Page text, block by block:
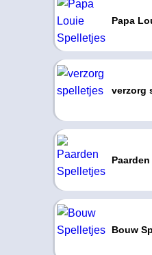
Papa
verzorg
Bouw